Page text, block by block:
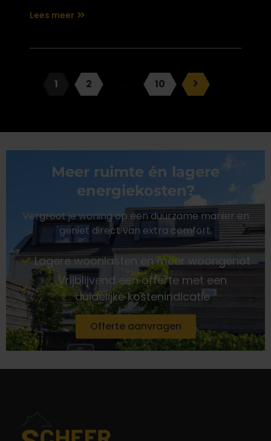
Lees meer
1 2 10
Meer ruimte én lagere
energiekosten?
Vergroot je woning op een duurzame manier en
geniet direct van extra comfort.
Lagere woonlasten en meer woongenot
Vrijblijvend een offerte met een
duidelijke kostenindicatie
Offerte aanvragen